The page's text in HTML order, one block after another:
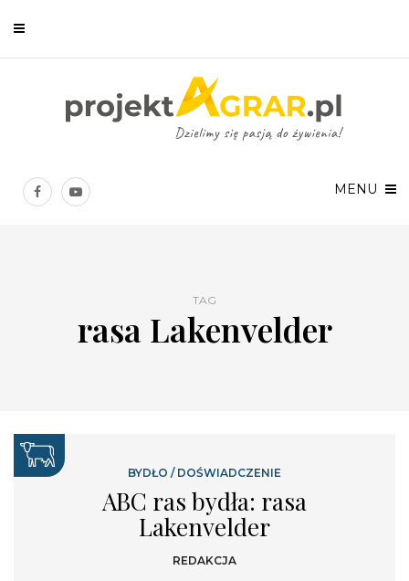
MENU
TAG
rasa Lakenvelder
BYDŁO / DOŚWIADCZENIE
ABC ras bydła: rasa
Lakenvelder
REDAKCJA
Chcesz być na bieżąco? Zostaw swój e-mail, a raz w tygodniu
prześlemy Ci nasze najlepsze artykuły!
Twoje dane osobowe będą przetwarzane zgodnie z Polityką prywatności